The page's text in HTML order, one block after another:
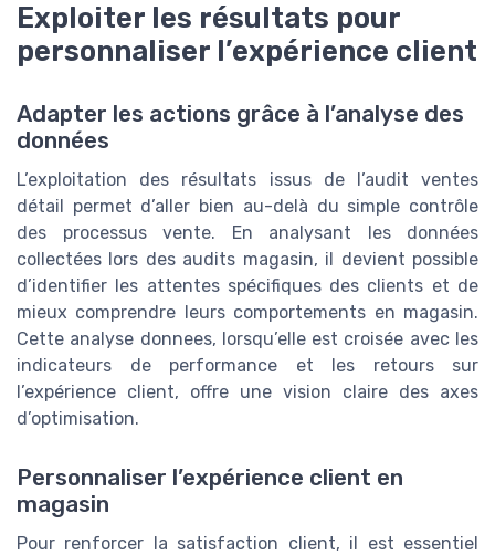
Exploiter les résultats pour
personnaliser l’expérience client
Adapter les actions grâce à l’analyse des
données
L’exploitation des résultats issus de l’audit ventes
détail permet d’aller bien au-delà du simple contrôle
des processus vente. En analysant les données
collectées lors des audits magasin, il devient possible
d’identifier les attentes spécifiques des clients et de
mieux comprendre leurs comportements en magasin.
Cette analyse donnees, lorsqu’elle est croisée avec les
indicateurs de performance et les retours sur
l’expérience client, offre une vision claire des axes
d’optimisation.
Personnaliser l’expérience client en
magasin
Pour renforcer la satisfaction client, il est essentiel